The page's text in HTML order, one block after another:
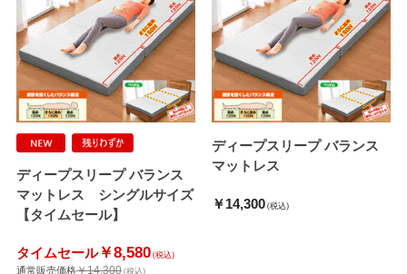
ディープスリープ バランス
マットレス シングルサイズ
【タイムセール】
タイムセール￥8,580 (税込)
通常販売価格￥14,300 (税込)
ディープスリープ バランス
マットレス
￥14,300 (税込)